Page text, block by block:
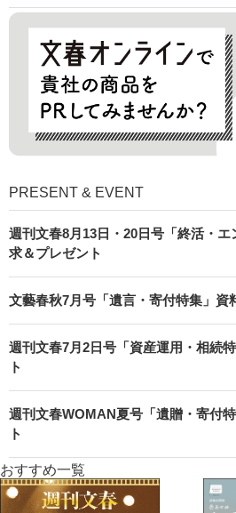
PRESENT & EVENT
週刊文春8月13日・20日号「終活・
求＆プレゼント
文藝春秋7月号「遺言・寄付特集」資
週刊文春7月2日号「資産運用・相続
ト
週刊文春WOMAN夏号「遺贈・寄付
ト
おすすめ一覧